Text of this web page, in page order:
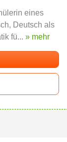
eines
Deutsch als
fü... » mehr